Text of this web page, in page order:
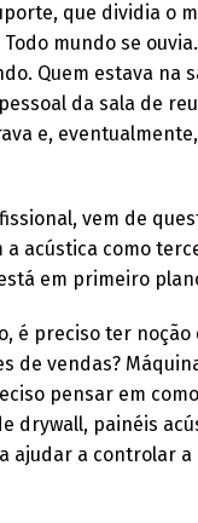
que dividia o
mundo se
Quem estava na
da sala de
e,
vem de
acústica como
em primeiro
é preciso ter
de vendas?
pensar em
drywall, painéis
ajudar a controlar